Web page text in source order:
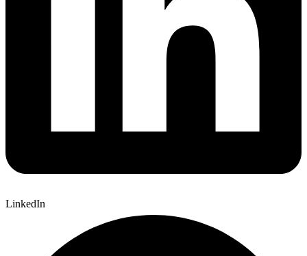
LinkedIn